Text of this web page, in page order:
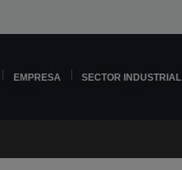
EMPRESA SECTOR INDUSTRIAL